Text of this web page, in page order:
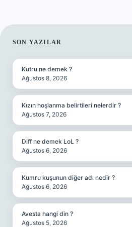
SIDEBAR
SON YAZILAR
Kutru ne demek ?
Ağustos 8, 2026
Kızın hoşlanma belirtileri nelerdir ?
Ağustos 7, 2026
Diff ne demek LoL ?
Ağustos 6, 2026
Kumru kuşunun diğer adı nedir ?
Ağustos 6, 2026
Avesta hangi din ?
Ağustos 5, 2026